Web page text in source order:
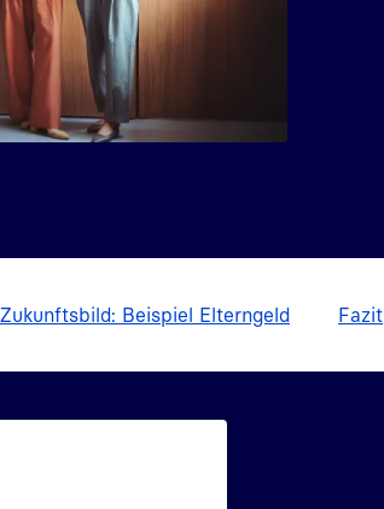
Zukunftsbild: Beispiel Elterngeld Fazit